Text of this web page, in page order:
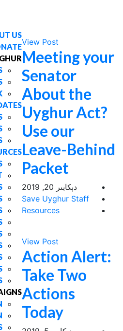
US
View Post
Meeting your
Senator
About the
Uyghur Act?
Use our
Leave-Behind
Packet
دېكابىر 20, 2019
Save Uyghur Staff
Resources
View Post
Action Alert:
Take Two
Actions
Today